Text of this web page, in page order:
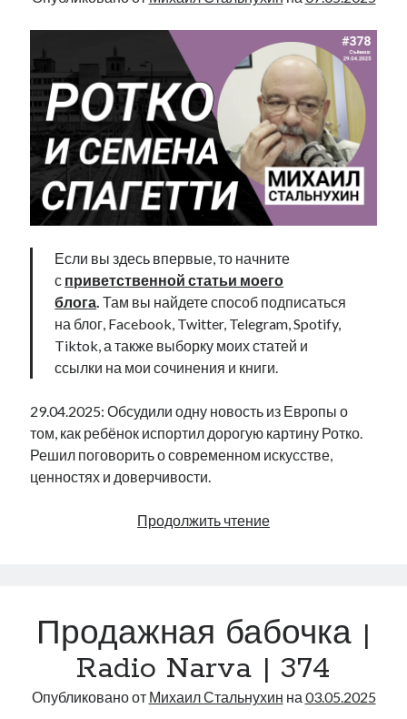
Если вы здесь впервые, то начните
с приветственной статьи моего
блога Там вы найдете способ подписаться
на блог, Facebook, Twitter, Telegram, Spotify,
Tiktok, а также выборку моих статей и
ссылки на мои сочинения и книги.
29.04.2025: Обсудили одну новость из Европы о
том, как ребёнок испортил дорогую картину Ротко.
Решил поговорить о современном искусстве,
ценностях и доверчивости.
Продолжить чтениеРотко
Radio
378
Продажная бабочка |
Radio Narva | 374
Опубликовано от Михаил Стальнухин на 03.05.2025